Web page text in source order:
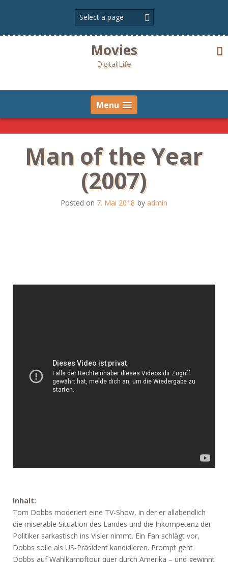
Movies
Digital Life
Menu
Man of the Year
(2007)
Posted on 7. Mai 2018 by admin
Inhalt:
Tom Dobbs moderiert eine TV-Show, in der er allabendlich
die miserable Situation des Landes und die Inkompetenz der
Politiker sarkastisch ins Visier nimmt. Ein Fan schlägt vor,
Dobbs solle als US-Präsident kandidieren. Prompt geht
Dobbs auf Wahlkampftour quer durch Amerika – und gewinnt